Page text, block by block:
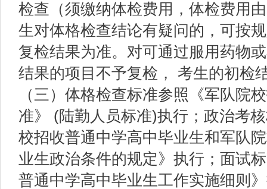
检查（须缴纳体检费用，体检费用
生对体格检查结论有疑问的，可按
复检结果为准。对可通过服用药物
结果的项目不予复检， 考生的初检
（三）体格检查标准参照《军队院
准》 (陆勤人员标准)执行；政治考
校招收普通中学高中毕业生和军队
业生政治条件的规定》执行；面试
普通中学高中毕业生工作实施细则